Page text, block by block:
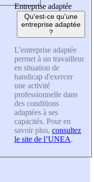
Entreprise adaptée
Qu'est-ce qu'une
entreprise adaptée
?
L'entreprise adaptée
permet à un travailleur
en situation de
handicap d'exercer
une activité
professionnelle dans
des conditions
adaptées à ses
capacités. Pour en
savoir plus, consultez
le site de l’UNEA.